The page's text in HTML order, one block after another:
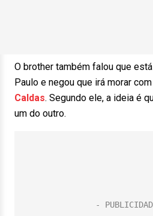
O brother também falou que
Paulo e negou que irá morar
Caldas. Segundo ele, a ideia é
um do outro.